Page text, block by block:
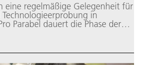
eine regelmäßige Gelegenheit für
in
Parabel dauert die Phase der